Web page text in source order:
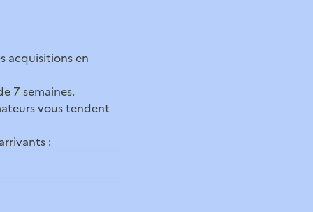
acquisitions en
7 semaines.
vous tendent
: